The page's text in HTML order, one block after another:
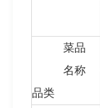
菜品
名称
品类